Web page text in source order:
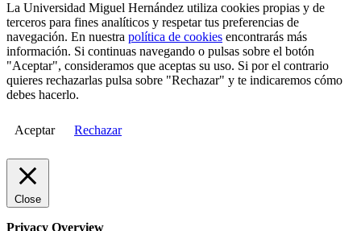
La Universidad Miguel Hernández utiliza cookies propias y de
terceros para fines analíticos y respetar tus preferencias de
navegación. En nuestra política de cookies encontrarás más
información. Si continuas navegando o pulsas sobre el botón
"Aceptar", consideramos que aceptas su uso. Si por el contrario
quieres rechazarlas pulsa sobre "Rechazar" y te indicaremos cómo
debes hacerlo.
Aceptar Rechazar
Close
Privacy Overview